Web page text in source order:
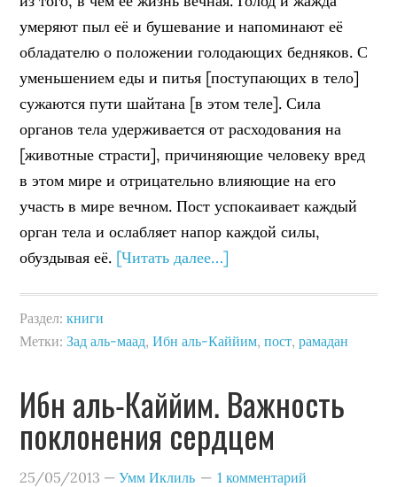
умеряют пыл её и бушевание и напоминают её
обладателю о положении голодающих бедняков. С
уменьшением еды и питья [поступающих в тело]
сужаются пути шайтана [в этом теле]. Сила
органов тела удерживается от расходования на
[животные страсти], причиняющие человеку вред
в этом мире и отрицательно влияющие на его
участь в мире вечном. Пост успокаивает каждый
орган тела и ослабляет напор каждой силы,
обуздывая её. [Читать далее…]
Раздел:книги
Метки:Зад аль-маад,Ибн аль-Каййим,пост,рамадан
Ибн аль-Каййим. Важность
поклонения сердцем
25/05/2013 —Умм Иклиль 1 комментарий